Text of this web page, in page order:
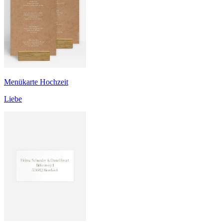
Menükarte Hochzeit
Liebe